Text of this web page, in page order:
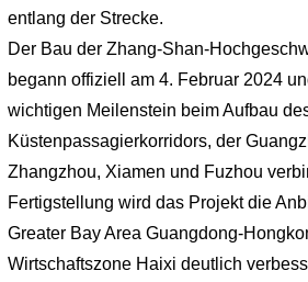
entlang der Strecke.
Der Bau der Zhang-Shan-
begann offiziell am 4. Februar 2024
wichtigen Meilenstein beim Aufbau
Küstenpassagierkorridors, der
Zhangzhou, Xiamen und Fuzhou
Fertigstellung wird das Projekt die
Greater Bay Area Guangdong-
Wirtschaftszone Haixi deutlich